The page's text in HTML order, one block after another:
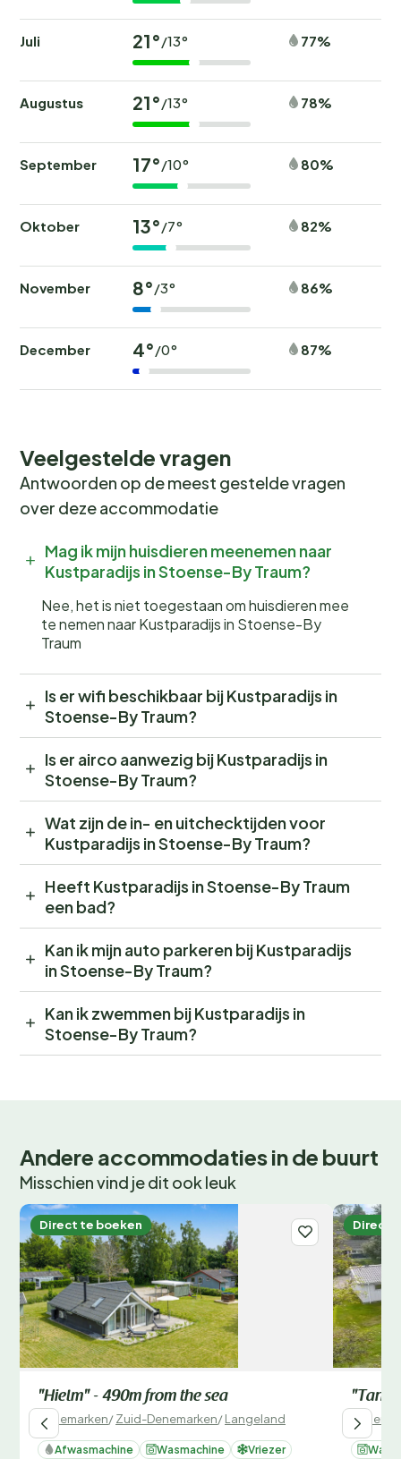
Juli 21°/13° 77%
Augustus 21°/13° 78%
September 17°/10° 80%
Oktober 13°/7° 82%
November 8°/3° 86%
December 4°/0° 87%
Veelgestelde vragen
Antwoorden op de meest gestelde vragen
over deze accommodatie
Mag ik mijn huisdieren meenemen naar
Kustparadijs in Stoense-By Traum?
Nee, het is niet toegestaan om huisdieren mee
te nemen naar Kustparadijs in Stoense-By
Traum
Is er wifi beschikbaar bij Kustparadijs in
Stoense-By Traum?
Is er airco aanwezig bij Kustparadijs in
Stoense-By Traum?
Wat zijn de in- en uitchecktijden voor
Kustparadijs in Stoense-By Traum?
Heeft Kustparadijs in Stoense-By Traum
een bad?
Kan ik mijn auto parkeren bij Kustparadijs
in Stoense-By Traum?
Kan ik zwemmen bij Kustparadijs in
Stoense-By Traum?
Andere accommodaties in de buurt
Misschien vind je dit ook leuk
Direct te boeken
"Hielm" - 490m from the sea
Denemarken/Zuid-Denemarken/Langeland
Afwasmachine Wasmachine
Vriezer
Direct